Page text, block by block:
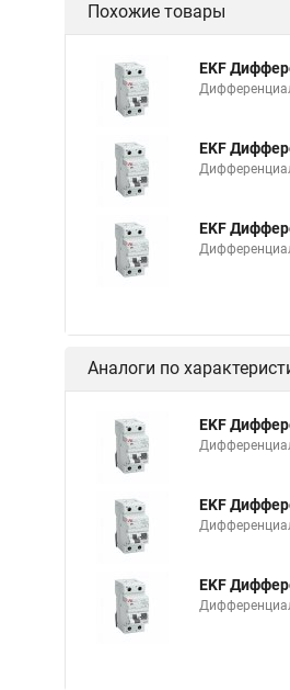
Похожие товары
EKF
EKF
EKF
Аналоги по
EKF
EKF
EKF